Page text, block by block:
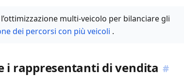
multi-veicolo per bilanciare gli
dei percorsi con più veicoli .
i rappresentanti di vendita #